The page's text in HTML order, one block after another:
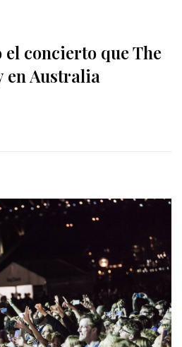
el concierto que The
en Australia